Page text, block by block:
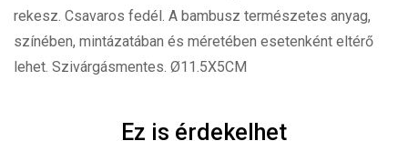
rekesz. Csavaros fedél. A bambusz természetes anyag,
színében, mintázatában és méretében esetenként eltérő
lehet. Szivárgásmentes. Ø11.5X5CM
Ez is érdekelhet